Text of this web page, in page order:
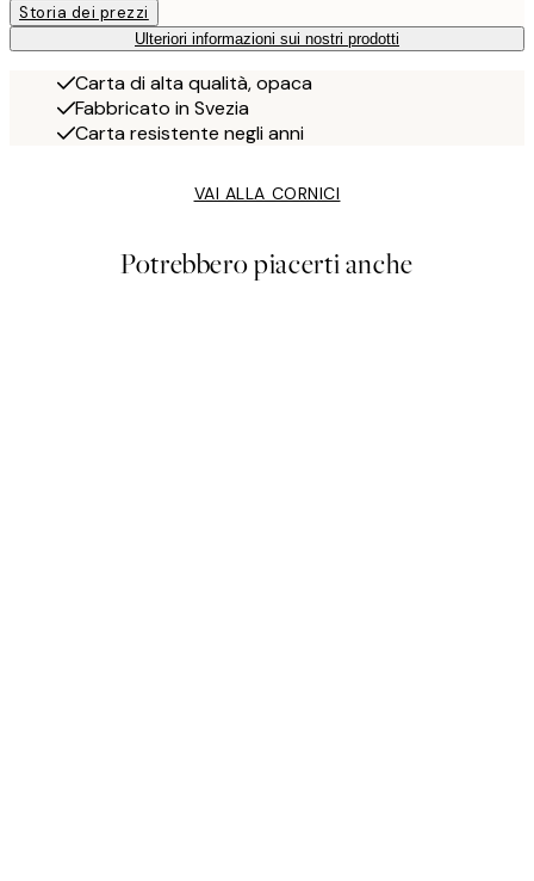
Storia dei prezzi
Ulteriori informazioni sui nostri prodotti
Carta di alta qualità, opaca
Fabbricato in Svezia
Carta resistente negli anni
VAI ALLA CORNICI
Potrebbero piacerti anche